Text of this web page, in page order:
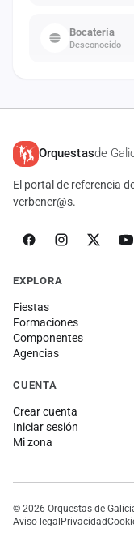
Bocatería
Desconocido
Orquestasde
El portal de referencia
verbener@s.
EXPLORA
Fiestas
Formaciones
Componentes
Agencias
CUENTA
Crear cuenta
Iniciar sesión
Mi zona
© 2026 Orquestas de
Aviso legalPrivacidad